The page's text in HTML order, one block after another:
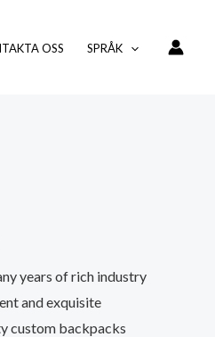
OSS SPRÅK
years of rich industry
and exquisite
custom backpacks